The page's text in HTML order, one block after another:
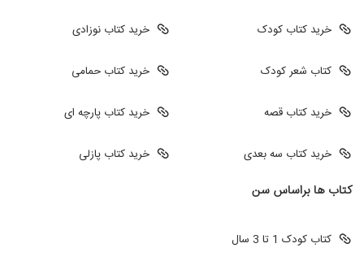
خرید کتاب کودک
کتاب شعر کودک
خرید کتاب قصه
خرید کتاب سه بعدی
خرید کتاب نوزادی
خرید کتاب حمامی
خرید کتاب پارچه ای
خرید کتاب پازلی
کتاب ها براساس سن
کتاب کودک 1 تا 3 سال